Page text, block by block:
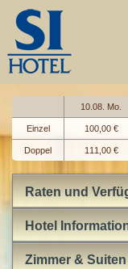
10.08. Mo.
Einzel 100,00 €
Doppel 111,00 €
Raten und
Hotel
Zimmer & Suiten